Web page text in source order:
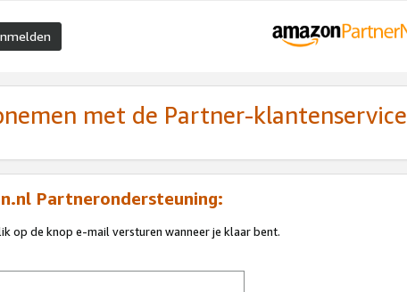
met de Partner-klantenservice
Partnerondersteuning:
op de knop e-mail versturen wanneer je klaar bent.